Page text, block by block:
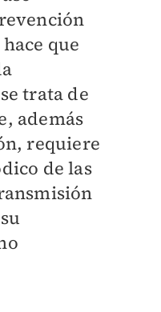
que
trata de
además
requiere
de las